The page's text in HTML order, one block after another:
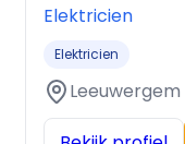
Elektricien
Elektricien
Leeuwergem